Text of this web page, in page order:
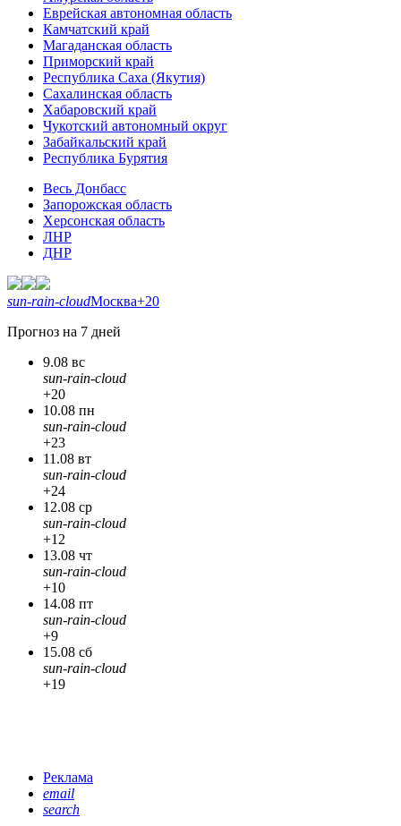
Еврейская автономная область
Камчатский край
Магаданская область
Приморский край
Республика Саха (Якутия)
Сахалинская область
Хабаровский край
Чукотский автономный округ
Забайкальский край
Республика Бурятия
Весь Донбасс
Запорожская область
Херсонская область
ЛНР
ДНР
sun-rain-cloudМосква+20
Прогноз на 7 дней
9.08 вс
sun-rain-cloud
+20
10.08 пн
sun-rain-cloud
+23
11.08 вт
sun-rain-cloud
+24
12.08 ср
sun-rain-cloud
+12
13.08 чт
sun-rain-cloud
+10
14.08 пт
sun-rain-cloud
+9
15.08 сб
sun-rain-cloud
+19
Реклама
email
search